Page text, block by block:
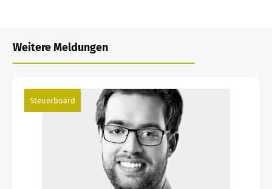
Weitere Meldungen
Steuerboard